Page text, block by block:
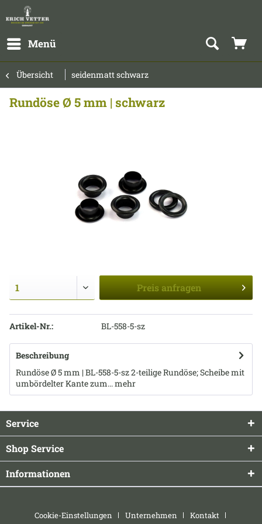
Menü
Übersicht seidenmatt schwarz
Rundöse Ø 5 mm | schwarz
Preis anfragen
Artikel-Nr.: BL-558-5-sz
Beschreibung
Rundöse Ø 5 mm | BL-558-5-sz 2-teilige Rundöse; Scheibe mit
umbördelter Kante zum...mehr
Service
Shop Service
Informationen
Cookie-Einstellungen Unternehmen Kontakt